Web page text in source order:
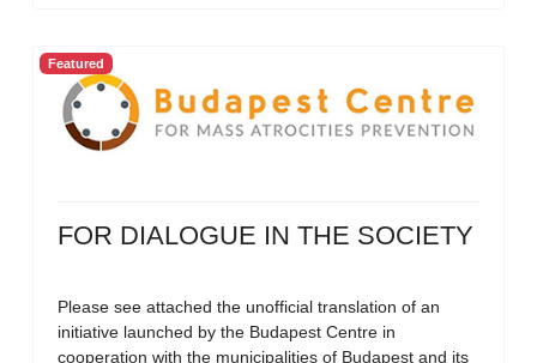
Featured
FOR DIALOGUE IN THE SOCIETY
Please see attached the unofficial translation of an
initiative launched by the Budapest Centre in
cooperation with the municipalities of Budapest and its